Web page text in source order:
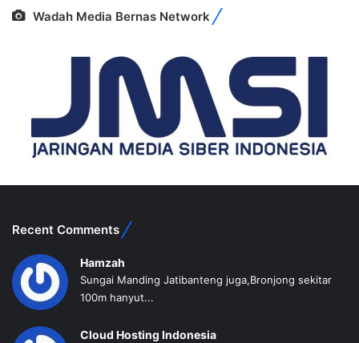
Wadah Media Bernas Network
Recent Comments
Hamzah
Sungai Manding Jatibanteng juga,Bronjong sekitar
100m hanyut...
Cloud Hosting Indonesia